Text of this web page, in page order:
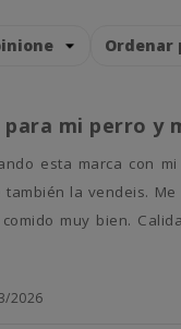
para mi perro y
la vendeis.
muy bien.
2026